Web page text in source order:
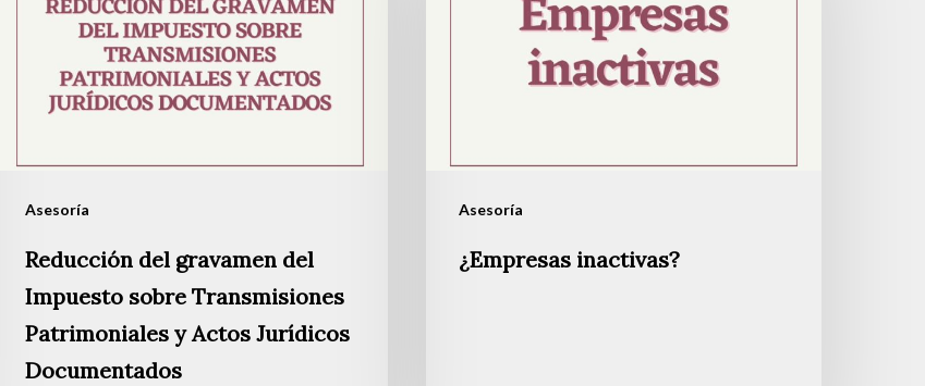
Asesoría
Transmisiones
Actos
Jurídicos
Reducción del gravamen del
Impuesto sobre Transmisiones
Patrimoniales y Actos Jurídicos
Documentados
Asesoría
¿Empresas inactivas?